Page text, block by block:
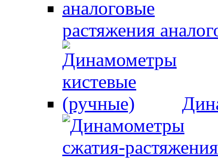
растяжения